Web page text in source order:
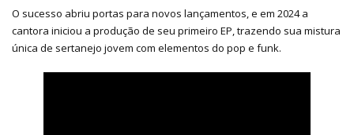
O sucesso abriu portas para novos lançamentos, e em 2024 a
cantora iniciou a produção de seu primeiro EP, trazendo sua mistura
única de sertanejo jovem com elementos do pop e funk.